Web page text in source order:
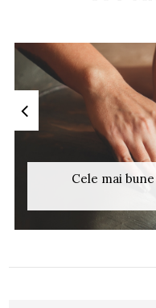
Cele mai